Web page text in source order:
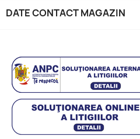
DATE CONTACT MAGAZIN